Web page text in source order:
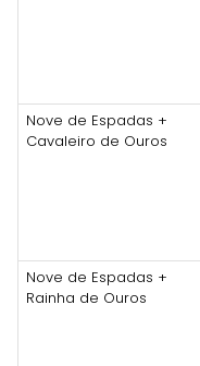
Nove de Espadas +
Cavaleiro de Ouros
Nove de Espadas +
Rainha de Ouros